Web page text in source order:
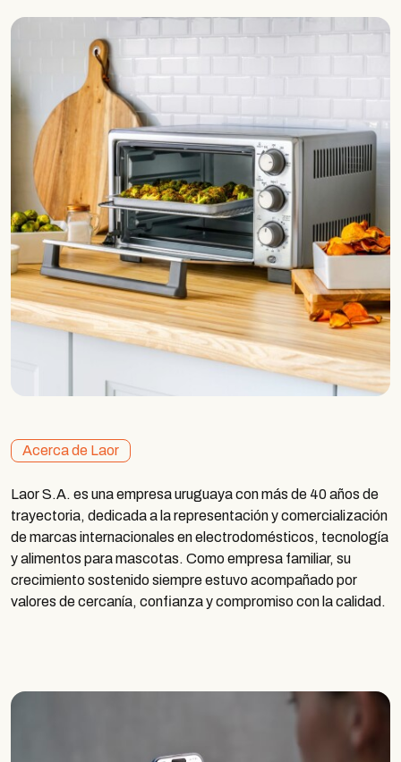
Acerca de Laor
LaorS.A. es una empresa uruguaya con más de 40 años de
trayectoria, dedicada a la representación y comercialización
de marcas internacionales en electrodomésticos, tecnología
y alimentos para mascotas. Como empresa familiar, su
crecimiento sostenido siempre estuvo acompañado por
valores de cercanía, confianza y compromiso con la calidad.